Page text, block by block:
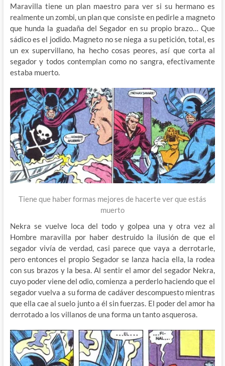
Maravilla tiene un plan maestro para ver si su hermano es
realmente un zombi, un plan que consiste en pedirle a magneto
que hunda la guadaña del Segador en su propio brazo… Que
sádico es el jodido. Magneto no se niega a su petición, total, es
un ex supervillano, ha hecho cosas peores, así que corta al
segador y todos contemplan como no sangra, efectivamente
estaba muerto.
Tiene que haber formas mejores de hacerte ver que estás
muerto
Nekra se vuelve loca del todo y golpea una y otra vez al
Hombre maravilla por haber destruido la ilusión de que el
segador vivía de verdad, casi parece que vaya a derrotarle,
pero entonces el propio Segador se lanza hacia ella, la rodea
con sus brazos y la besa. Al sentir el amor del segador Nekra,
cuyo poder viene del odio, comienza a perderlo haciendo que el
segador vuelva a su forma de cadáver descompuesto mientras
que ella cae al suelo junto a él sin fuerzas. El poder del amor ha
derrotado a los villanos de una forma un tanto asquerosa.